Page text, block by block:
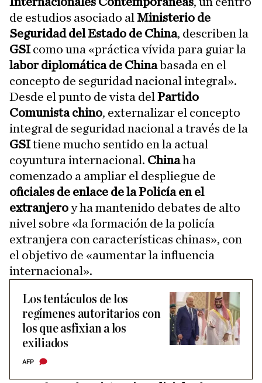
de estudios asociado al Ministerio de
Seguridad del Estado de China, describen la
GSIcomo una «práctica vívida para guiar la
labor diplomática de Chinabasada en el
concepto de seguridad nacional integral».
Desde el punto de vista del Partido
Comunista chino, externalizar el concepto
integral de seguridad nacional a través de la
GSItiene mucho sentido en la actual
coyuntura internacional. Chinaha
comenzado a ampliar el despliegue de
oficiales de enlace de la Policía en el
extranjeroy ha mantenido debates de alto
nivel sobre «la formación de la policía
extranjera con características chinas», con
el objetivo de «aumentar la influencia
internacional».
Los tentáculos de los
regímenes autoritarios con
los que asfixian a los
exiliados
AFP